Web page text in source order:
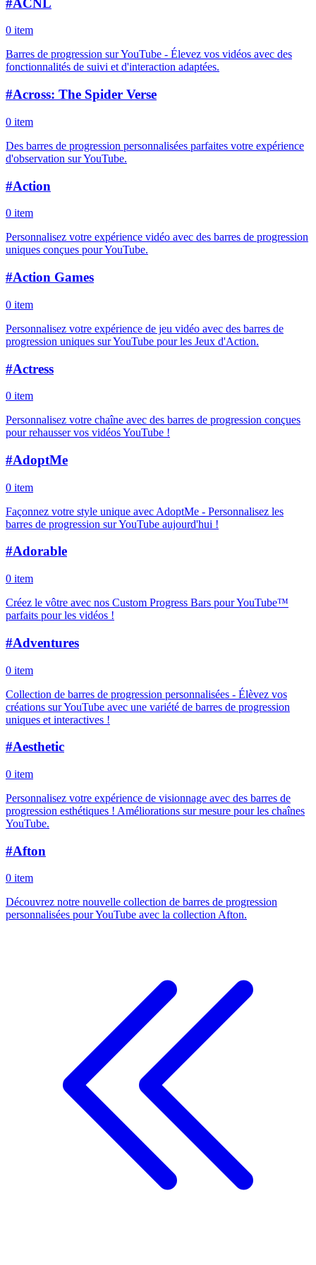
#ACNL
0 item
Barres de progression sur YouTube - Élevez vos vidéos avec des
fonctionnalités de suivi et d'interaction adaptées.
#Across: The Spider Verse
0 item
Des barres de progression personnalisées parfaites votre expérience
d'observation sur YouTube.
#Action
0 item
Personnalisez votre expérience vidéo avec des barres de progression
uniques conçues pour YouTube.
#Action Games
0 item
Personnalisez votre expérience de jeu vidéo avec des barres de
progression uniques sur YouTube pour les Jeux d'Action.
#Actress
0 item
Personnalisez votre chaîne avec des barres de progression conçues
pour rehausser vos vidéos YouTube !
#AdoptMe
0 item
Façonnez votre style unique avec AdoptMe - Personnalisez les
barres de progression sur YouTube aujourd'hui !
#Adorable
0 item
Créez le vôtre avec nos Custom Progress Bars pour YouTube™
parfaits pour les vidéos !
#Adventures
0 item
Collection de barres de progression personnalisées - Élèvez vos
créations sur YouTube avec une variété de barres de progression
uniques et interactives !
#Aesthetic
0 item
Personnalisez votre expérience de visionnage avec des barres de
progression esthétiques ! Améliorations sur mesure pour les chaînes
YouTube.
#Afton
0 item
Découvrez notre nouvelle collection de barres de progression
personnalisées pour YouTube avec la collection Afton.